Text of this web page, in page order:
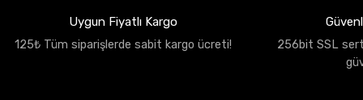
Uygun Fiyatlı Kargo
125₺ Tüm siparişlerde sabit kargo ücreti!
256bit SSL